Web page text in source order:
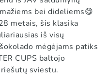
bei dideliems😋
metais, šis klasika
iš visų
mėgėjams patiks
CUPS baltojo
sviestu.